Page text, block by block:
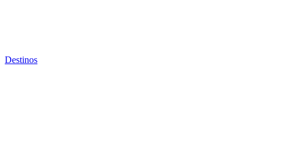
Destinos